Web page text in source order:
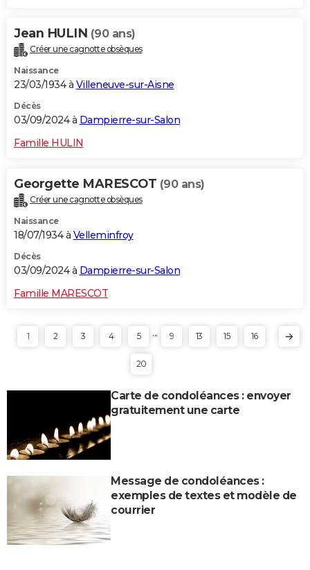
Jean HULIN (90 ans)
Créer une cagnotte obsèques
Naissance
23/03/1934 à Villeneuve-sur-Aisne
Décès
03/09/2024 à Dampierre-sur-Salon
Famille HULIN
Georgette MARESCOT (90 ans)
Créer une cagnotte obsèques
Naissance
18/07/1934 à Velleminfroy
Décès
03/09/2024 à Dampierre-sur-Salon
Famille MARESCOT
1 2 3 4 5 ... 9 13 15 16
20
Carte de condoléances : envoyer
gratuitement une carte
Message de condoléances :
exemples de textes et modèle de
courrier